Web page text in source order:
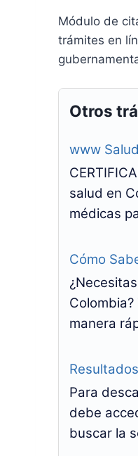
Módulo de
trámites en
Otros
www
salud en
médicas
Cómo
manera
Para
debe
buscar la